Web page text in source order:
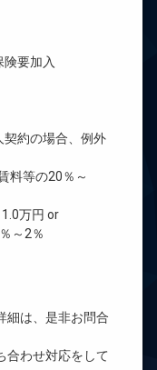
要加入
約の場合、例外
等の20％～
万円 or
～2％
細は、是非お問合
合わせ対応をして